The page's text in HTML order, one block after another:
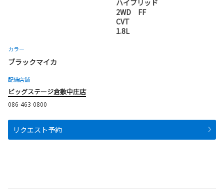
ハイブリッド
2WD FF
CVT
1.8L
カラー
ブラックマイカ
配備店舗
ビッグステージ倉敷中庄店
086-463-0800
リクエスト予約